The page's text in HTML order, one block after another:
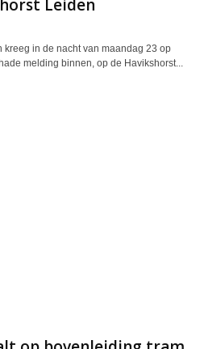
Leiden
in de nacht van maandag 23 op
melding binnen, op de Havikshorst...